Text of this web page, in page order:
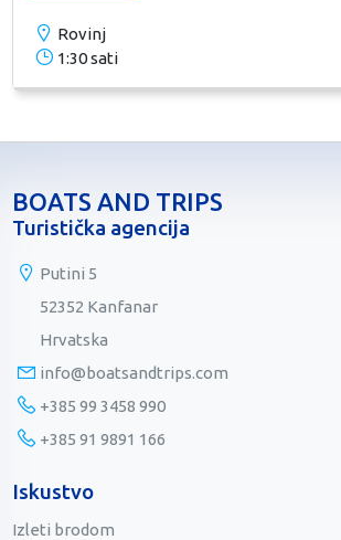
Rovinj
1:30 sati
BOATS AND TRIPS
Turistička agencija
Putini 5
52352 Kanfanar
Hrvatska
info@boatsandtrips.com
+385 99 3458 990
+385 91 9891 166
Iskustvo
Izleti brodom